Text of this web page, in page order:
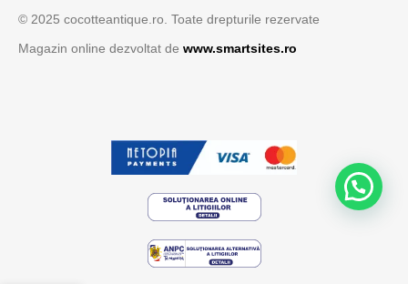
© 2025 cocotteantique.ro. Toate drepturile rezervate
Magazin online dezvoltat de www.smartsites.ro